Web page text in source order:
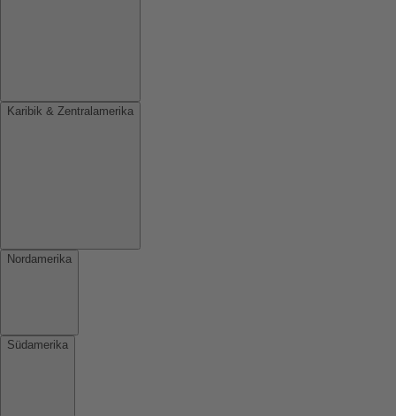
Karibik & Zentralamerika
Nordamerika
Südamerika